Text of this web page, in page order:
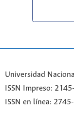
Universidad
ISSN Impreso:
ISSN en línea: